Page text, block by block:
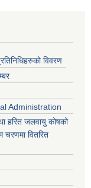
विवरण
Administration
हरित जलवायु कोषको
चरणमा वितरित